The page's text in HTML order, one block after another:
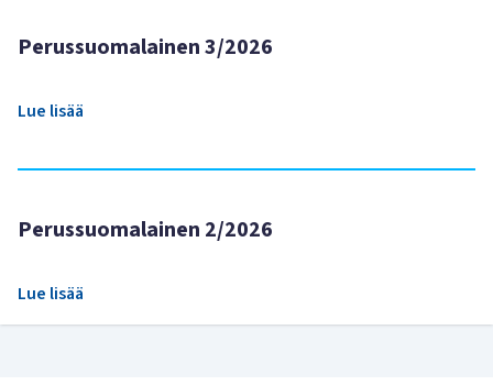
Perussuomalainen 3/2026
Lue lisää
Perussuomalainen 2/2026
Lue lisää